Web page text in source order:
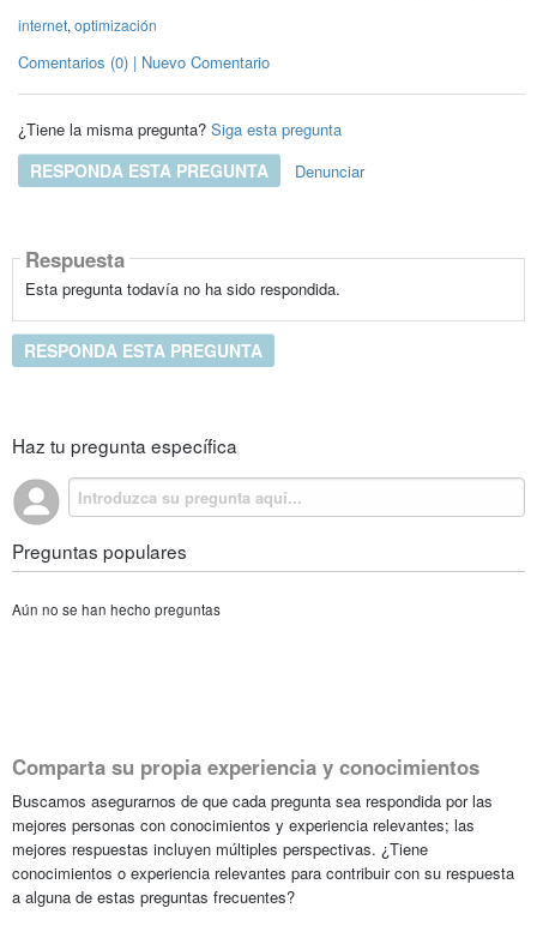
internet, optimización
Comentarios (0) | Nuevo Comentario
¿Tiene la misma pregunta? Siga esta pregunta
RESPONDA ESTA PREGUNTA Denunciar
Respuesta
Esta pregunta todavía no ha sido respondida.
RESPONDA ESTA PREGUNTA
Haz tu pregunta específica
Preguntas populares
Aún no se han hecho preguntas
Comparta su propia experiencia y conocimientos
Buscamos asegurarnos de que cada pregunta sea respondida por las
mejores personas con conocimientos y experiencia relevantes; las
mejores respuestas incluyen múltiples perspectivas. ¿Tiene
conocimientos o experiencia relevantes para contribuir con su respuesta
a alguna de estas preguntas frecuentes?